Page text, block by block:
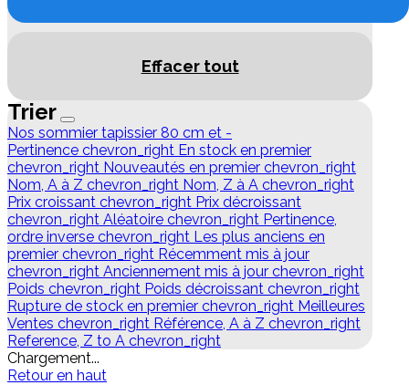
Effacer tout
Trier
Nos sommier tapissier 80 cm et -
Pertinence chevron_right En stock en premier
chevron_right Nouveautés en premier chevron_right
Nom, A à Z chevron_right Nom, Z à A chevron_right
Prix croissant chevron_right Prix décroissant
chevron_right Aléatoire chevron_right Pertinence,
ordre inverse chevron_right Les plus anciens en
premier chevron_right Récemment mis à jour
chevron_right Anciennement mis à jour chevron_right
Poids chevron_right Poids décroissant chevron_right
Rupture de stock en premier chevron_right Meilleures
Ventes chevron_right Référence, A à Z chevron_right
Reference, Z to A chevron_right
Chargement...
Retour en haut